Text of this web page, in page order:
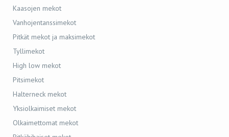
Kaasojen mekot
Vanhojentanssimekot
Pitkät mekot ja maksimekot
Tyllimekot
High low mekot
Pitsimekot
Halterneck mekot
Yksiolkaimiset mekot
Olkaimettomat mekot